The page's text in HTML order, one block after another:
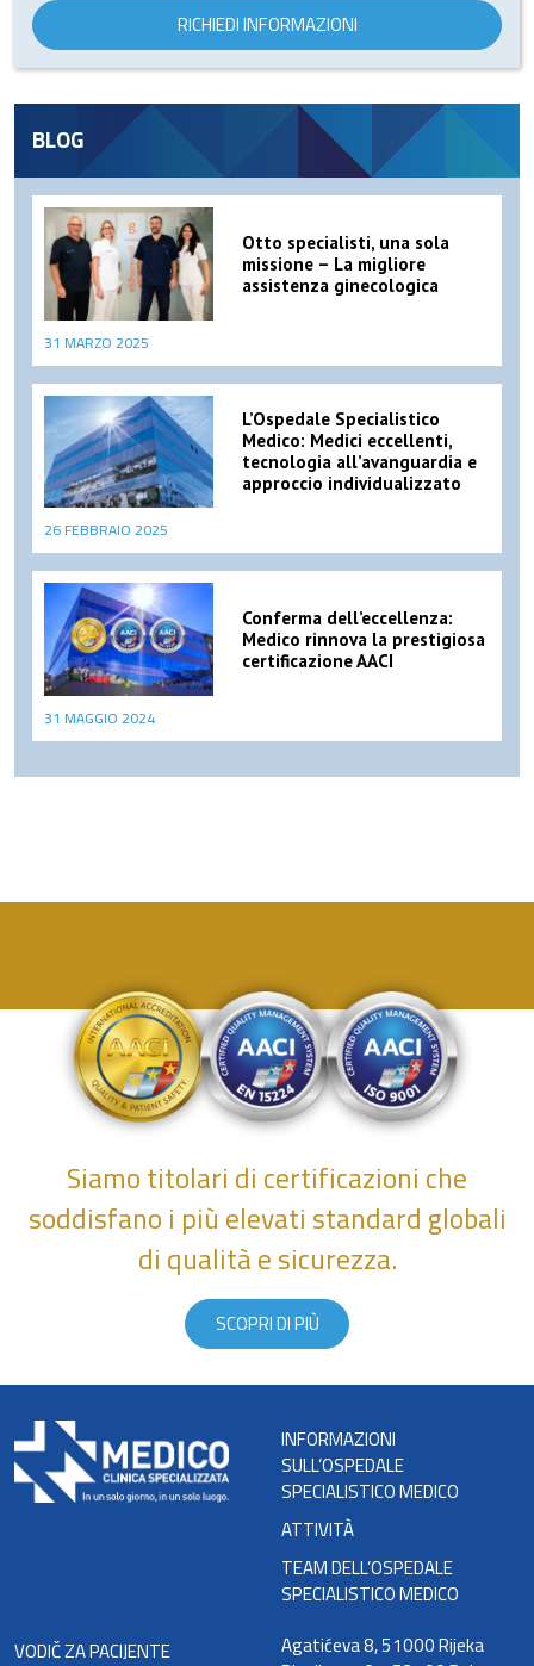
RICHIEDI INFORMAZIONI
BLOG
Otto specialisti, una sola
missione – La migliore
assistenza ginecologica
31 MARZO 2025
L’Ospedale Specialistico
Medico: Medici eccellenti,
tecnologia all’avanguardia e
approccio individualizzato
26 FEBBRAIO 2025
Conferma dell’eccellenza:
Medico rinnova la prestigiosa
certificazione AACI
31 MAGGIO 2024
Siamo titolari di certificazioni che
soddisfano i più elevati standard globali
di qualità e sicurezza.
SCOPRI DI PIÙ
INFORMAZIONI
SULL’OSPEDALE
SPECIALISTICO MEDICO
ATTIVITÀ
TEAM DELL’OSPEDALE
SPECIALISTICO MEDICO
VODIČ ZA PACIJENTE
Agatićeva 8, 51000 Rijeka